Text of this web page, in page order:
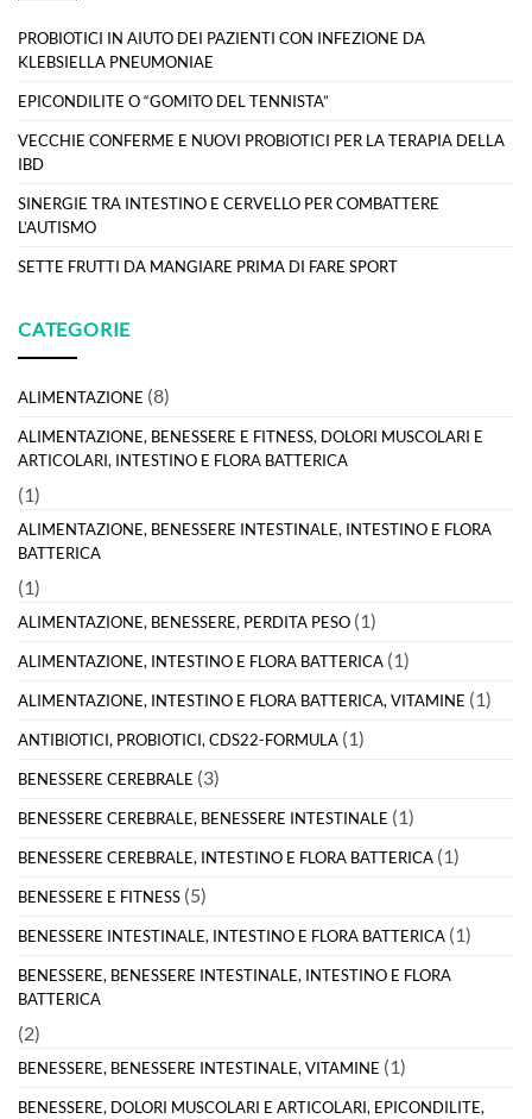
PROBIOTICI IN AIUTO DEI PAZIENTI CON INFEZIONE DA
KLEBSIELLA PNEUMONIAE
EPICONDILITE O “GOMITO DEL TENNISTA”
VECCHIE CONFERME E NUOVI PROBIOTICI PER LA TERAPIA DELLA
IBD
SINERGIE TRA INTESTINO E CERVELLO PER COMBATTERE
L’AUTISMO
SETTE FRUTTI DA MANGIARE PRIMA DI FARE SPORT
CATEGORIE
ALIMENTAZIONE (8)
ALIMENTAZIONE, BENESSERE E FITNESS, DOLORI MUSCOLARI E
ARTICOLARI, INTESTINO E FLORA BATTERICA
(1)
ALIMENTAZIONE, BENESSERE INTESTINALE, INTESTINO E FLORA
BATTERICA
(1)
ALIMENTAZIONE, BENESSERE, PERDITA PESO (1)
ALIMENTAZIONE, INTESTINO E FLORA BATTERICA (1)
ALIMENTAZIONE, INTESTINO E FLORA BATTERICA, VITAMINE (1)
ANTIBIOTICI, PROBIOTICI, CDS22-FORMULA (1)
BENESSERE CEREBRALE (3)
BENESSERE CEREBRALE, BENESSERE INTESTINALE (1)
BENESSERE CEREBRALE, INTESTINO E FLORA BATTERICA (1)
BENESSERE E FITNESS (5)
BENESSERE INTESTINALE, INTESTINO E FLORA BATTERICA (1)
BENESSERE, BENESSERE INTESTINALE, INTESTINO E FLORA
BATTERICA
(2)
BENESSERE, BENESSERE INTESTINALE, VITAMINE (1)
BENESSERE, DOLORI MUSCOLARI E ARTICOLARI, EPICONDILITE,